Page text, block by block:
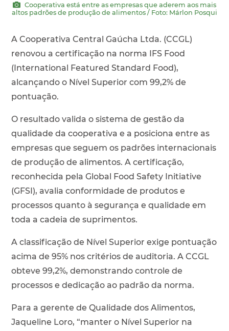
Cooperativa está entre as empresas que aderem aos mais
altos padrões de produção de alimentos / Foto: Márlon Posqui
A Cooperativa Central Gaúcha Ltda. (CCGL)
renovou a certificação na norma IFS Food
(International Featured Standard Food),
alcançando o Nível Superior com 99,2% de
pontuação.
O resultado valida o sistema de gestão da
qualidade da cooperativa e a posiciona entre as
empresas que seguem os padrões internacionais
de produção de alimentos. A certificação,
reconhecida pela Global Food Safety Initiative
(GFSI), avalia conformidade de produtos e
processos quanto à segurança e qualidade em
toda a cadeia de suprimentos.
A classificação de Nível Superior exige pontuação
acima de 95% nos critérios de auditoria. A CCGL
obteve 99,2%, demonstrando controle de
processos e dedicação ao padrão da norma.
Para a gerente de Qualidade dos Alimentos,
Jaqueline Loro, “manter o Nível Superior na